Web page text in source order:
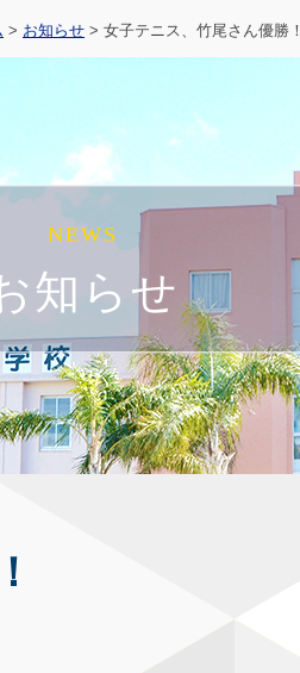
お知らせ 女子テニス、竹尾さん優勝！
NEWS
知らせ